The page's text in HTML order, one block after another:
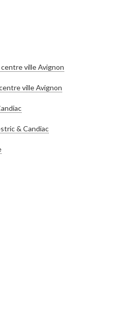
ville Avignon
ville Avignon
& Candiac